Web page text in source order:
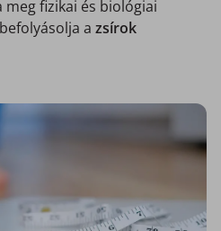
fizikai és biológiai
a zsírok